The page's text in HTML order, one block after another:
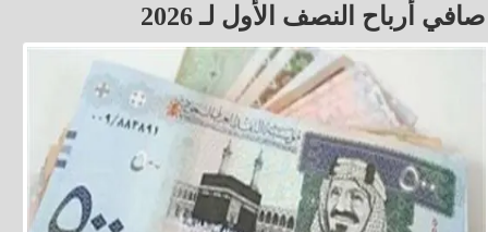
صافي أرباح النصف الأول لـ 2026